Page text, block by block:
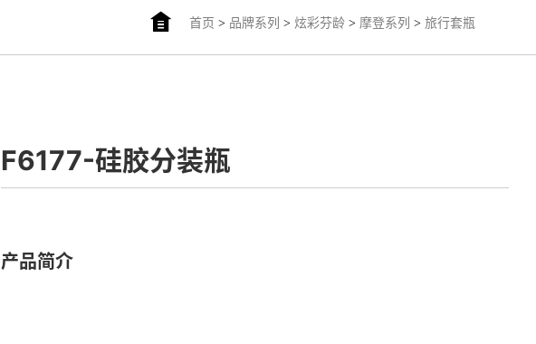
首页 > 品牌系列 > 炫彩芬龄> 摩登系列 > 旅行套瓶
F6177-硅胶分装瓶
产品简介